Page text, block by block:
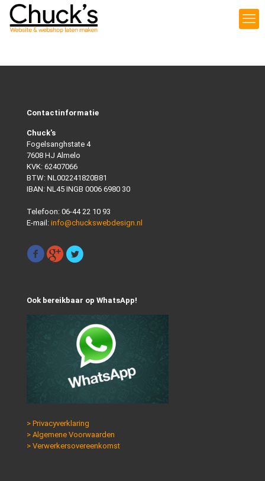
Contactinformatie
Chuck's
Fogelsanghstate 4
7608 HJ Almelo
KVK: 62407066
BTW: NL002241820B81
IBAN: NL45 INGB 0006 6980 30
Telefoon: 06-44 22 10 93
E-mail: info@chuckswebdesign.nl
Ook bereikbaar op WhatsApp!
> Privacyverklaring
> Algemene Voorwaarden
> Verwerkersovereenkomst